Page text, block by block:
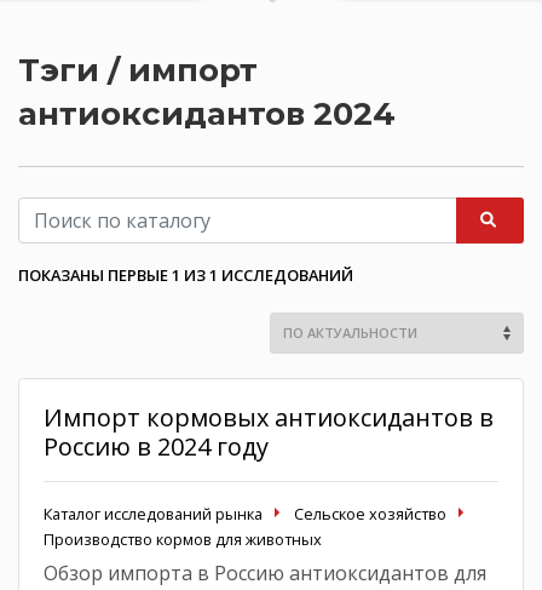
Тэги / импорт
антиоксидантов 2024
ПОКАЗАНЫ ПЕРВЫЕ 1 ИЗ 1 ИССЛЕДОВАНИЙ
Импорт кормовых антиоксидантов в
Россию в 2024 году
Каталог исследований рынка
Сельское хозяйство
Производство кормов для животных
Обзор импорта в Россию антиоксидантов для